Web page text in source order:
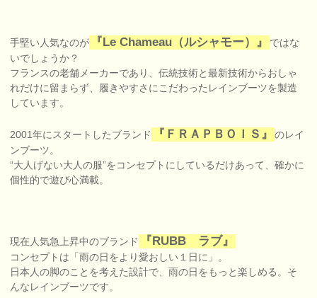
手堅い人気なのが 『Le Chameau（ルシャモー）』
ではな
いでしょうか？
フランスの老舗メーカーであり、伝統技術と最新技術からおしゃ
れだけに留まらず、履きやすさにこだわったレインブーツを製造
しています。
2001年にスタートしたブランド 『ＦＲＡＰＢＯＩＳ』
のレイ
ンブーツ。
“大人げない大人の服”をコンセプトにしているだけあって、確かに
個性的で遊び心満載。
現在人気急上昇中のブランド 『RUBB ラブ』
コンセプトは「雨の日をより愛おしい１日に」。
日本人の脚のことを考えた設計で、雨の日をもっと楽しめる。そ
んなレインブーツです。